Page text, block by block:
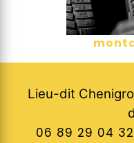
Lieu-dit
06 89 29 04 32